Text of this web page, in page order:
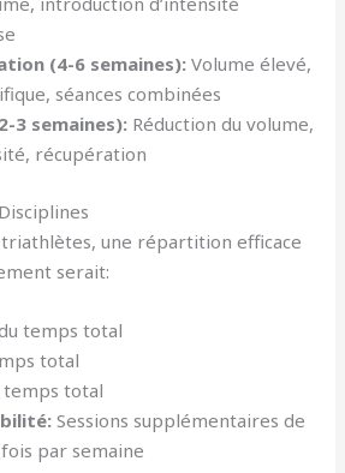
(4-6 semaines): Volume élevé,
séances combinées
3 semaines): Réduction du volume,
récupération
une répartition efficace
serait:
temps total
total
temps total
Sessions supplémentaires de
par semaine